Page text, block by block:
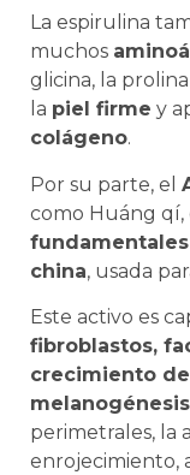
La espirulina
muchos
glicina, la
la piel firme y
colágeno.
Por su parte, el
como Huáng qí,
china, usada
Este activo es
fibroblastos,
crecimiento
melanogénesis
perimetrales, la
enrojecimiento,